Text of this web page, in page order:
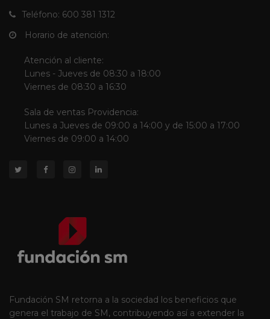
Teléfono: 600 381 1312
Horario de atención:
Atención al cliente:
Lunes - Jueves de 08:30 a 18:00
Viernes de 08:30 a 16:30
Sala de ventas Providencia:
Lunes a Jueves de 09:00 a 14:00 y de 15:00 a 17:00
Viernes de 09:00 a 14:00
Fundación SM retorna a la sociedad los beneficios que
genera el trabajo de SM, contribuyendo así a extender la